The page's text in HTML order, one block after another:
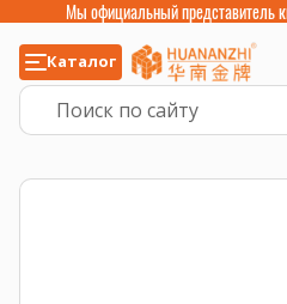
Мы официальный представитель
Каталог